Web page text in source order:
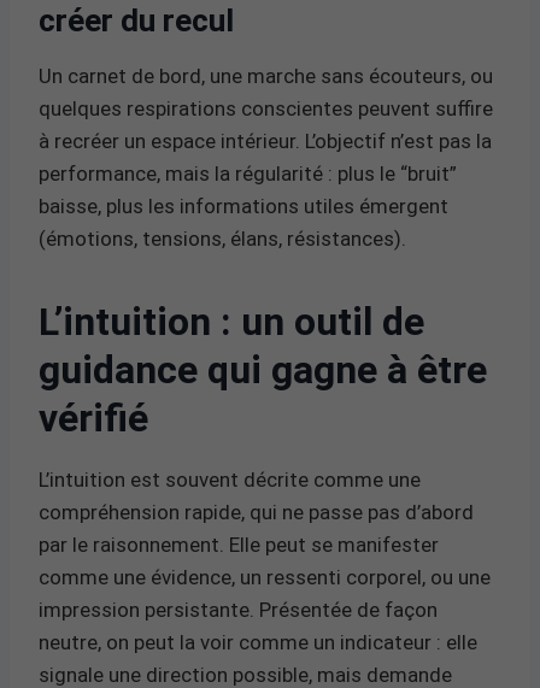
créer du recul
Un carnet de bord, une marche sans écouteurs, ou
quelques respirations conscientes peuvent suffire
à recréer un espace intérieur. L’objectif n’est pas la
performance, mais la régularité : plus le “bruit”
baisse, plus les informations utiles émergent
(émotions, tensions, élans, résistances).
L’intuition : un outil de
guidance qui gagne à être
vérifié
L’intuition est souvent décrite comme une
compréhension rapide, qui ne passe pas d’abord
par le raisonnement. Elle peut se manifester
comme une évidence, un ressenti corporel, ou une
impression persistante. Présentée de façon
neutre, on peut la voir comme un indicateur : elle
signale une direction possible, mais demande